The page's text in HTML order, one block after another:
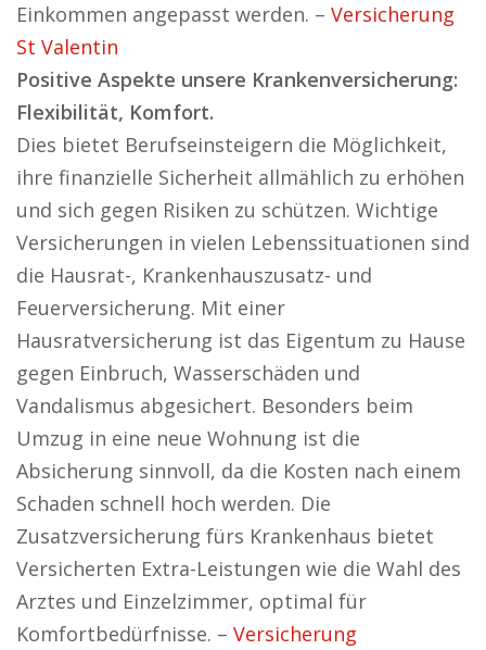
Einkommen angepasst werden. – Versicherung
St Valentin
Positive Aspekte unsere Krankenversicherung:
Flexibilität, Komfort.
Dies bietet Berufseinsteigern die Möglichkeit,
ihre finanzielle Sicherheit allmählich zu erhöhen
und sich gegen Risiken zu schützen. Wichtige
Versicherungen in vielen Lebenssituationen sind
die Hausrat-, Krankenhauszusatz- und
Feuerversicherung. Mit einer
Hausratversicherung ist das Eigentum zu Hause
gegen Einbruch, Wasserschäden und
Vandalismus abgesichert. Besonders beim
Umzug in eine neue Wohnung ist die
Absicherung sinnvoll, da die Kosten nach einem
Schaden schnell hoch werden. Die
Zusatzversicherung fürs Krankenhaus bietet
Versicherten Extra-Leistungen wie die Wahl des
Arztes und Einzelzimmer, optimal für
Komfortbedürfnisse. – Versicherung